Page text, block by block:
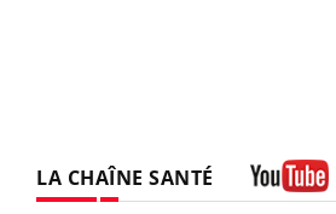
LA CHAÎNE SANTÉ